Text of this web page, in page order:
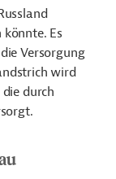
Es
Versorgung
wird
durch